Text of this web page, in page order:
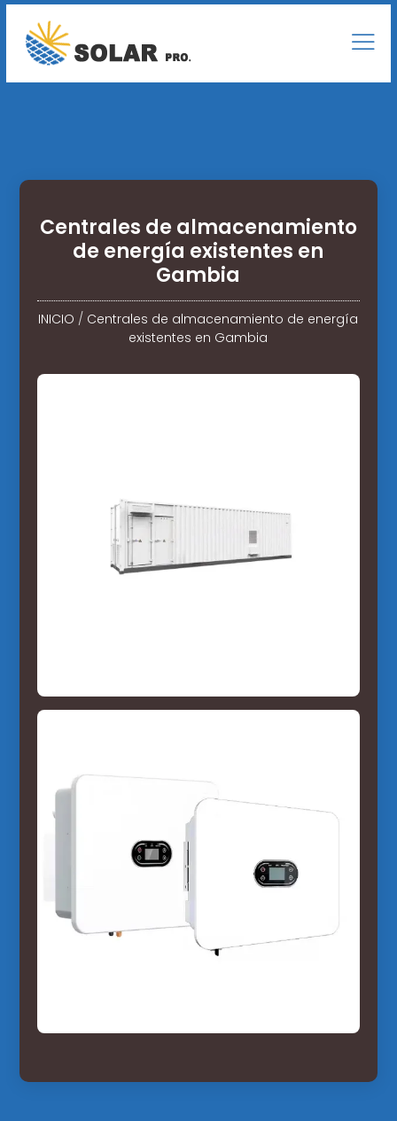
Centrales de almacenamiento
de energía existentes en
Gambia
INICIO / Centrales de almacenamiento de energía
existentes en Gambia